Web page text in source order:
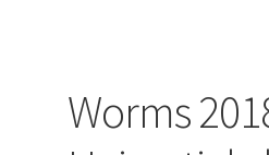
Worms